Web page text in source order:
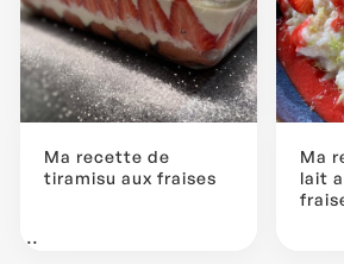
Ma recette de
tiramisu aux fraises
...
Ma
lait